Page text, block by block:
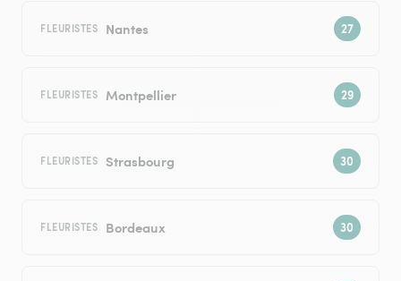
FLEURISTES Nantes
FLEURISTES Montpellier
FLEURISTES Strasbourg
FLEURISTES Bordeaux